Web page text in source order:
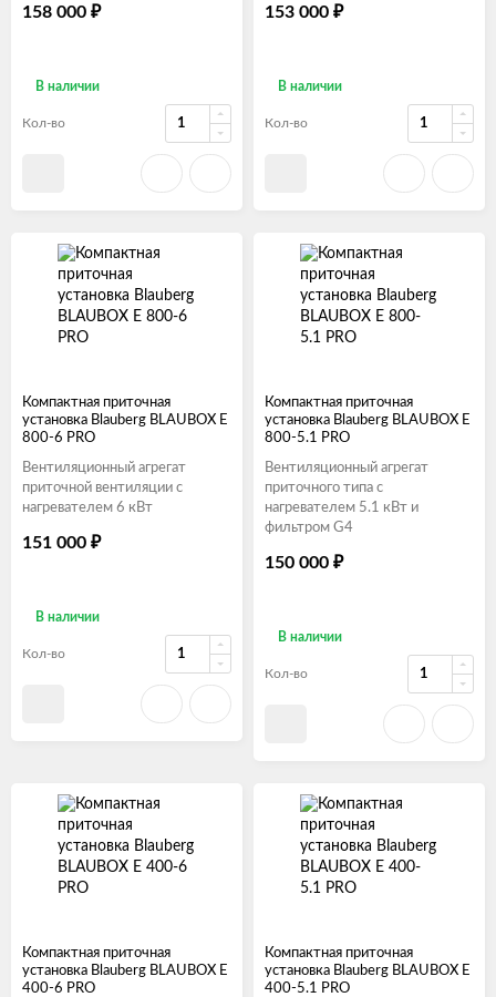
158 000 ₽
В наличии
Кол-во
153 000 ₽
В наличии
Кол-во
Компактная приточная
установка Blauberg BLAUBOX E
800-6 PRO
Вентиляционный агрегат
приточной вентиляции с
нагревателем 6 кВт
151 000 ₽
В наличии
Кол-во
Компактная приточная
установка Blauberg BLAUBOX E
800-5.1 PRO
Вентиляционный агрегат
приточного типа с
нагревателем 5.1 кВт и
фильтром G4
150 000 ₽
В наличии
Кол-во
Компактная приточная
установка Blauberg BLAUBOX E
400-6 PRO
Компактная приточная
установка Blauberg BLAUBOX E
400-5.1 PRO